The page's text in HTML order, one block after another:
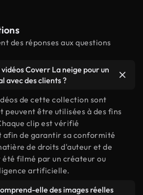
des réponses aux questions
Coverr La neige pour un
avec des clients ?
de cette collection sont
peuvent être utilisées à des fins
clip est vérifié
afin de garantir sa conformité
de droits d'auteur et de
filmé par un créateur ou
artificielle.
elle des images réelles